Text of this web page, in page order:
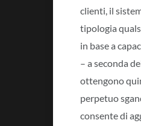
clienti, il
tipologia
in base a
– a seconda
ottengono
perpetuo
consente di